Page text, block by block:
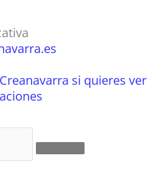
si quieres ver